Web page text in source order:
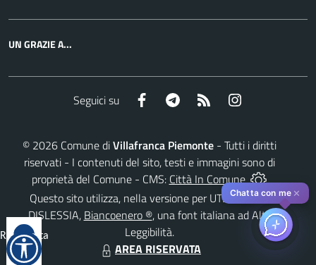
UN GRAZIE A...
Seguici su Facebook Telegram RSS
© 2026 Comune diVillafranca Piemonte - Tutti i diritti
riservati - I contenuti del sito, testi e immagini sono di
proprietà del Comune - CMS: Città In Comune
Questo sito utilizza, nella versione per UTENTI CON
DISLESSIA, Biancoenero ®, una font italiana ad Alta
Leggibilità.
AREA RISERVATA
Reimposta
tutto
Chatta con me ✕